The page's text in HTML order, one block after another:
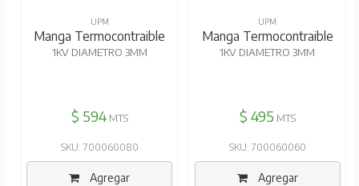
UPM
Manga Termocontraible
1KV DIAMETRO 3MM
$ 594MTS
SKU: 700060080
Agregar
UPM
Manga Termocontraible
1KV DIAMETRO 3MM
$ 495 MTS
SKU: 700060060
Agregar